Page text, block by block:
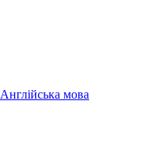
Англійська мова